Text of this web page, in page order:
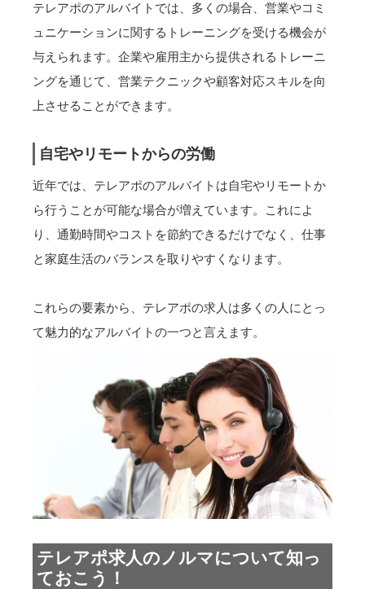
テレアポのアルバイトでは、多くの場合、営業やコミ
ュニケーションに関するトレーニングを受ける機会が
与えられます。企業や雇用主から提供されるトレーニ
ングを通じて、営業テクニックや顧客対応スキルを向
上させることができます。
自宅やリモートからの労働
近年では、テレアポのアルバイトは自宅やリモートか
ら行うことが可能な場合が増えています。これによ
り、通勤時間やコストを節約できるだけでなく、仕事
と家庭生活のバランスを取りやすくなります。
これらの要素から、テレアポの求人は多くの人にとっ
て魅力的なアルバイトの一つと言えます。
テレアポ求人のノルマについて知っ
ておこう！